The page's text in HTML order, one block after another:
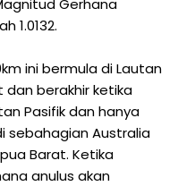
1.0132.
ini bermula di Lautan
dan berakhir ketika
Pasifik dan hanya
sebahagian Australia
Barat. Ketika
anulus akan